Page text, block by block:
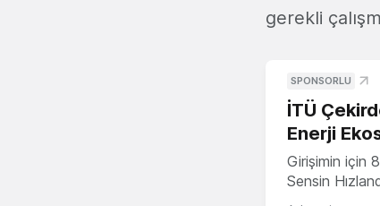
gerekli
SPONSORLU
İTÜ
Enerji
Girişimin için
Sensin